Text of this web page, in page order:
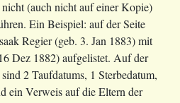
(auch nicht auf einer Kopie)
Ein Beispiel: auf der Seite
Regier (geb. 3. Jan 1883) mit
Dez 1882) aufgelistet. Auf der
2 Taufdatums, 1 Sterbedatum,
ein Verweis auf die Eltern der